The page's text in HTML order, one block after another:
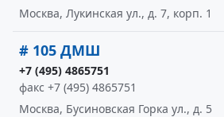
Москва, Лукинская ул., д. 7, корп. 1
# 105 ДМШ
+7 (495) 4865751
факс +7 (495) 4865751
Москва, Бусиновская Горка ул., д. 5